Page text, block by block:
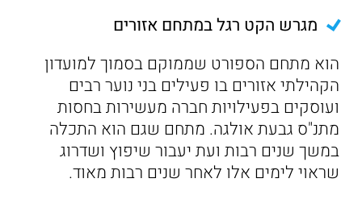
מגרש הקט רגל במתחם אזורים
הוא מתחם הספורט שממוקם בסמוך למועדון
הקהילתי אזורים בו פעילים בני נוער רבים
ועוסקים בפעילויות חברה מעשירות בחסות
מתנ"ס גבעת אולגה. מתחם שגם הוא התכלה
במשך שנים רבות ועת יעבור שיפוץ ושדרוג
שראוי לימים אלו לאחר שנים רבות מאוד.